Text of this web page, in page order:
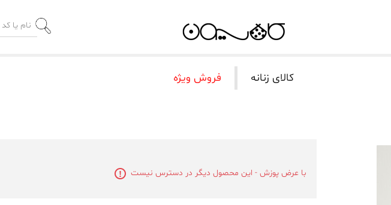
کالای زنانه فروش ویژه
با عرض پوزش - این محصول دیگر در دسترس نیست